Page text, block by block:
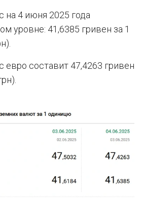
4 июня 2025 года
уровне: 41,6385 гривен за 1
составит 47,4263 гривен